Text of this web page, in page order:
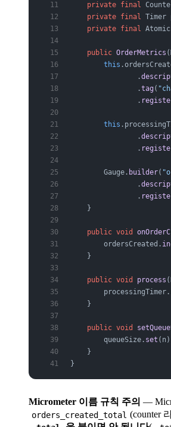
    private
final
    private
final Timer
    private
final
    public
OrderMetrics
        this
                .
                .
tag (
                .
        this
                .
                .
        Gauge.
builder(
                .
                .
    }
    public
void
        ordersCreated.
    }
    public
void process
        processingTimer.
    }
    public
void
        queueSize.
set
    }
}
Micrometer 이름 규칙 주의 —
orders_created_total (counter